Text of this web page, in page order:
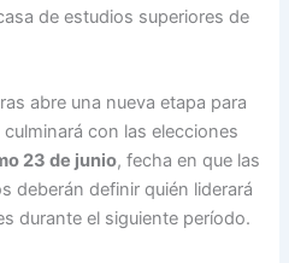
de estudios superiores de
abre una nueva etapa para
con las elecciones
23 de junio, fecha en que las
deberán definir quién liderará
durante el siguiente período.